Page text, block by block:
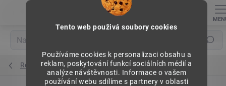
Tento web použivá soubory cookies
Používáme cookies k personalizaci obsahu a
reklam, poskytování funkcí sociálních médií a
analýze návštěvnosti. Informace o vašem
používání webu sdílíme s partnery v oblasti
Hledat
Regály výška 2500 mm, základní moduly